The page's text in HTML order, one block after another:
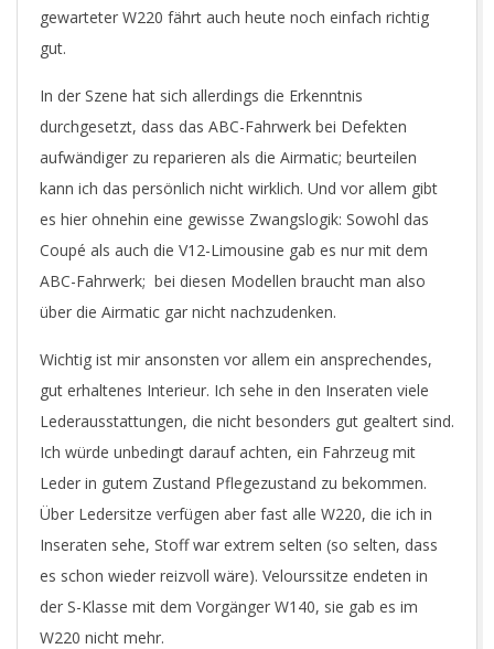
gewarteter W220 fährt auch heute noch einfach richtig
gut.
In der Szene hat sich allerdings die Erkenntnis
durchgesetzt, dass das ABC-Fahrwerk bei Defekten
aufwändiger zu reparieren als die Airmatic; beurteilen
kann ich das persönlich nicht wirklich. Und vor allem gibt
es hier ohnehin eine gewisse Zwangslogik: Sowohl das
Coupé als auch die V12-Limousine gab es nur mit dem
ABC-Fahrwerk; bei diesen Modellen braucht man also
über die Airmatic gar nicht nachzudenken.
Wichtig ist mir ansonsten vor allem ein ansprechendes,
gut erhaltenes Interieur. Ich sehe in den Inseraten viele
Lederausstattungen, die nicht besonders gut gealtert sind.
Ich würde unbedingt darauf achten, ein Fahrzeug mit
Leder in gutem Zustand Pflegezustand zu bekommen.
Über Ledersitze verfügen aber fast alle W220, die ich in
Inseraten sehe, Stoff war extrem selten (so selten, dass
es schon wieder reizvoll wäre). Velourssitze endeten in
der S-Klasse mit dem Vorgänger W140, sie gab es im
W220 nicht mehr.